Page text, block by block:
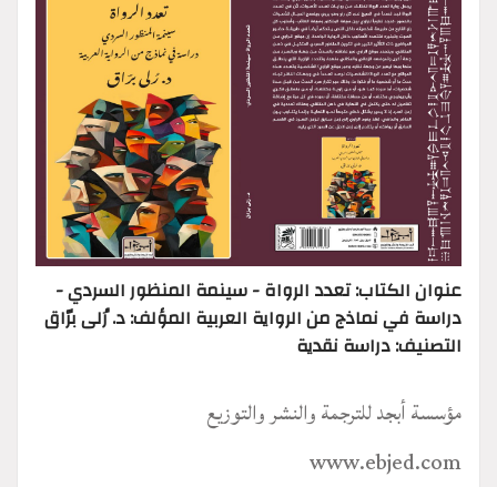
عنوان الكتاب: تعدد الرواة - سينمة المنظور السردي -
دراسة في نماذج من الرواية العربية المؤلف: د. رُلى برّاق
التصنيف: دراسة نقدية
مؤسسة أبجد للترجمة والنشر والتوزيع
www.ebjed.com